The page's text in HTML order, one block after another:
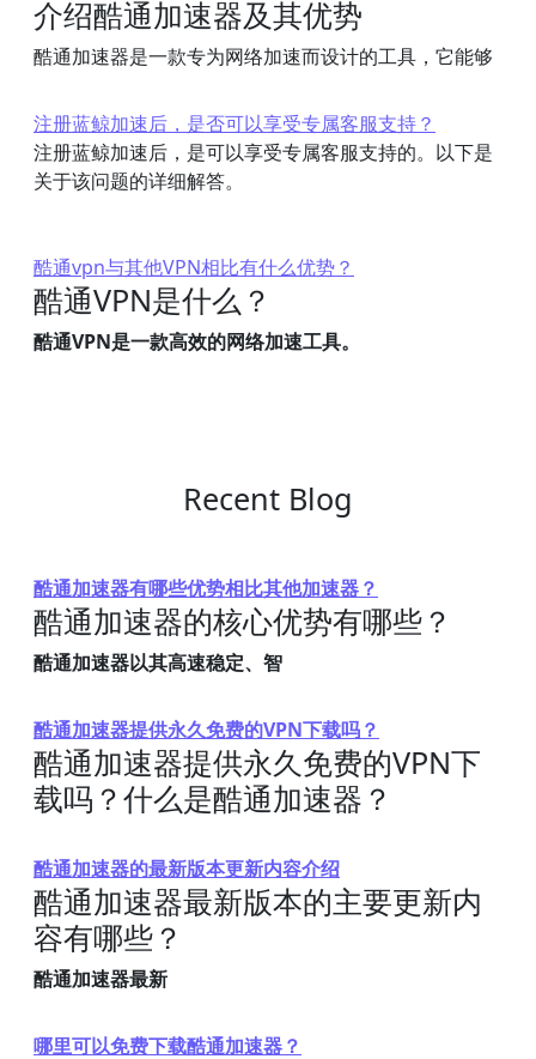
介绍酷通加速器及其优势
酷通加速器是一款专为网络加速而设计的工具，它能够
注册蓝鲸加速后，是否可以享受专属客服支持？
注册蓝鲸加速后，是可以享受专属客服支持的。以下是
关于该问题的详细解答。
酷通vpn与其他VPN相比有什么优势？
酷通VPN是什么？
酷通VPN是一款高效的网络加速工具。
Recent Blog
酷通加速器有哪些优势相比其他加速器？
酷通加速器的核心优势有哪些？
酷通加速器以其高速稳定、智
酷通加速器提供永久免费的VPN下载吗？
酷通加速器提供永久免费的VPN下
载吗？什么是酷通加速器？
酷通加速器的最新版本更新内容介绍
酷通加速器最新版本的主要更新内
容有哪些？
酷通加速器最新
哪里可以免费下载酷通加速器？